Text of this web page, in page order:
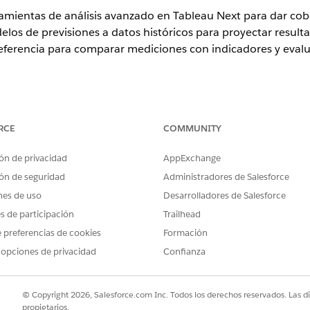
de análisis avanzado en Tableau Next para dar
de previsiones a datos históricos para proyectar
para comparar mediciones con indicadores y
en datos históricos para predecir resultados futuros que guían
establecer con qué antelación realizar previsiones y definir
a hasta tres mediciones en una sola visualización.
como tipo de modelo, duración e intervalo de predicción.
a visualizaciones de Tableau Next
Tableau Next para evaluar el rendimiento frente a indicadores,
También puede elegir un campo de origen diferente para
una constante para objetivos fijos o un valor de medición
en contexto. Personalícelo con etiquetas y colores para
de privacidad
de seguridad
de uso
de participación
preferencias de cookies
opciones de privacidad
COMMUNITY
AppExchange
Administradores de Salesforce
Desarrolladores de Salesforce
Trailhead
Formación
Confianza
© Copyright 2026, Salesforce.com Inc. Todos los derechos reservados. Las
propietarios.